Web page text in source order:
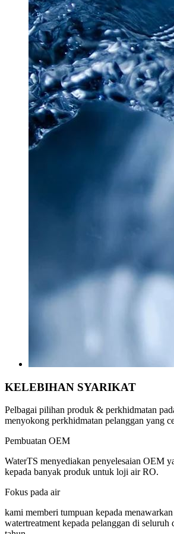
KELEBIHAN SYARIKAT
Pelbagai pilihan produk & perkhidmatan
menyokong perkhidmatan pelanggan yang
Pembuatan OEM
WaterTS menyediakan penyelesaian OEM
kepada banyak produk untuk loji air RO.
Fokus pada air
kami memberi tumpuan kepada
watertreatment kepada pelanggan di seluruh